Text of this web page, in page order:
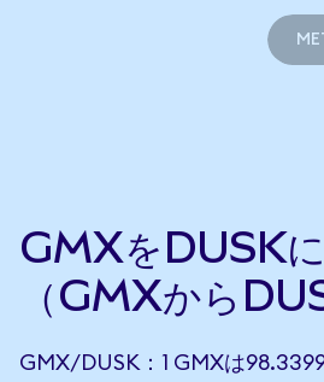
GMXをDUSK
（GMXから
GMX/DUSK：1 GMXは